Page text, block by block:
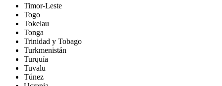
Timor-Leste
Togo
Tokelau
Tonga
Trinidad y Tobago
Turkmenistán
Turquía
Tuvalu
Túnez